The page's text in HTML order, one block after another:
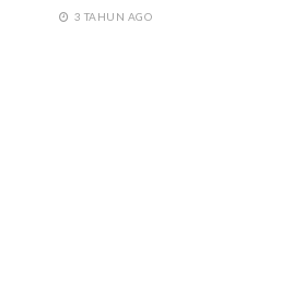
3 TAHUN AGO